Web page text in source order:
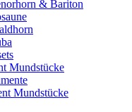
& Bariton
Mundstücke
Mundstücke